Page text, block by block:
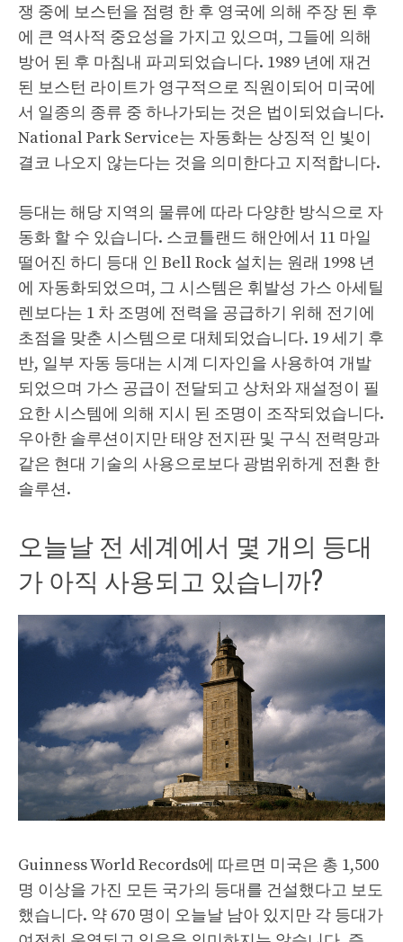
쟁 중에 보스턴을 점령 한 후 영국에 의해 주장 된 후
에 큰 역사적 중요성을 가지고 있으며, 그들에 의해
방어 된 후 마침내 파괴되었습니다. 1989 년에 재건
된 보스턴 라이트가 영구적으로 직원이되어 미국에
서 일종의 종류 중 하나가되는 것은 법이되었습니다.
National Park Service는 자동화는 상징적 인 빛이
결코 나오지 않는다는 것을 의미한다고 지적합니다.
등대는 해당 지역의 물류에 따라 다양한 방식으로 자
동화 할 수 있습니다. 스코틀랜드 해안에서 11 마일
떨어진 하디 등대 인 Bell Rock 설치는 원래 1998 년
에 자동화되었으며, 그 시스템은 휘발성 가스 아세틸
렌보다는 1 차 조명에 전력을 공급하기 위해 전기에
초점을 맞춘 시스템으로 대체되었습니다. 19 세기 후
반, 일부 자동 등대는 시계 디자인을 사용하여 개발
되었으며 가스 공급이 전달되고 상처와 재설정이 필
요한 시스템에 의해 지시 된 조명이 조작되었습니다.
우아한 솔루션이지만 태양 전지판 및 구식 전력망과
같은 현대 기술의 사용으로보다 광범위하게 전환 한
솔루션.
오늘날 전 세계에서 몇 개의 등대
가 아직 사용되고 있습니까?
Guinness World Records에 따르면 미국은 총 1,500
명 이상을 가진 모든 국가의 등대를 건설했다고 보도
했습니다. 약 670 명이 오늘날 남아 있지만 각 등대가